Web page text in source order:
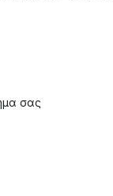
σας